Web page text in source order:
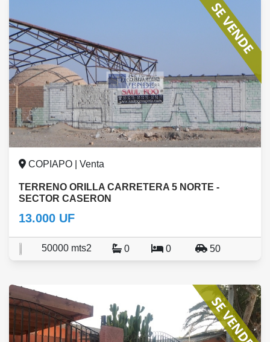
COPIAPO | Venta
TERRENO ORILLA CARRETERA 5 NORTE -
SECTOR CASERON
13.000 UF
50000 mts2 0 0 50